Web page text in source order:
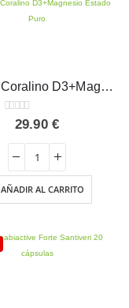
Calcio Coralino D3+Magnesio Estado Puro 120 cápsulas
out of 5
29.90 €
AÑADIR AL CARRITO